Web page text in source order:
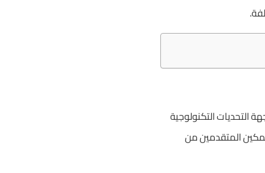
التحديات التكنولوجية
المتقدمين من